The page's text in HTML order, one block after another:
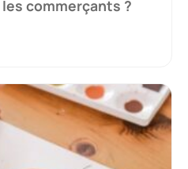
commerçants ?